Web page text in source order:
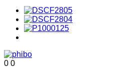
0 0